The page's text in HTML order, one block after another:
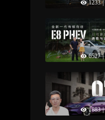
1233 |
6527 |
1883 |